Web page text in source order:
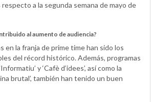
a la segunda semana de mayo de
al aumento de audiencia?
en la franja de prime time han sido los
del récord histórico. Además, programas
y ‘Cafè d’idees’, así como la
brutal’, también han tenido un buen